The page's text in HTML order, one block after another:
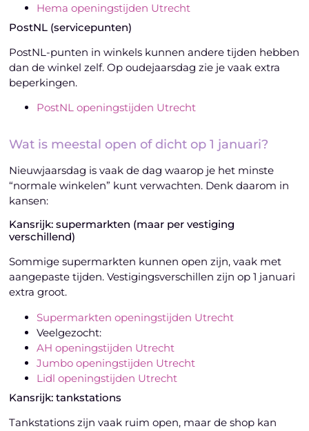
Hema openingstijden Utrecht
PostNL (servicepunten)
PostNL-punten in winkels kunnen andere tijden hebben
dan de winkel zelf. Op oudejaarsdag zie je vaak extra
beperkingen.
PostNL openingstijden Utrecht
Wat is meestal open of dicht op 1 januari?
Nieuwjaarsdag is vaak de dag waarop je het minste
“normale winkelen” kunt verwachten. Denk daarom in
kansen:
Kansrijk: supermarkten (maar per vestiging
verschillend)
Sommige supermarkten kunnen open zijn, vaak met
aangepaste tijden. Vestigingsverschillen zijn op 1 januari
extra groot.
Supermarkten openingstijden Utrecht
Veelgezocht:
AH openingstijden Utrecht
Jumbo openingstijden Utrecht
Lidl openingstijden Utrecht
Kansrijk: tankstations
Tankstations zijn vaak ruim open, maar de shop kan